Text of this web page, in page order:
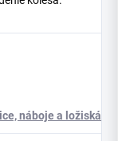
náboje a ložiská